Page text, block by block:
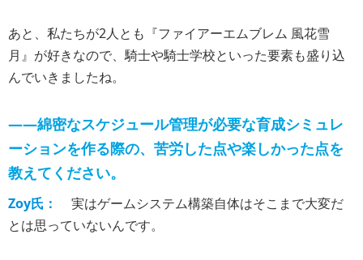
あと、私たちが2人とも『ファイアーエムブレム 風花雪
月』が好きなので、騎士や騎士学校といった要素も盛り込
んでいきましたね。
――綿密なスケジュール管理が必要な育成シミュレ
ーションを作る際の、苦労した点や楽しかった点を
教えてください。
Zoy氏：
実はゲームシステム構築自体はそこまで大変だ
とは思っていないんです。